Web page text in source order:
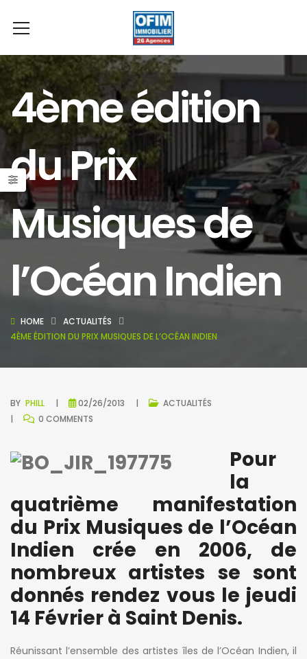
4ème édition
du Prix
Musiques de
l’Océan Indien
HOME
ACTUALITÉS
4ÈME ÉDITION DU PRIX MUSIQUES DE L’OCÉAN INDIEN
BY PHILL 02/26/2013
ACTUALITÉS
0 COMMENTS
Pour
la
quatrième manifestation
du Prix Musiques de l’Océan
Indien crée en 2006, de
nombreux artistes se sont
donnés rendez vous le jeudi
14 Février à Saint Denis.
Réunissant l’ensemble des artistes îles de l’Océan Indien, il